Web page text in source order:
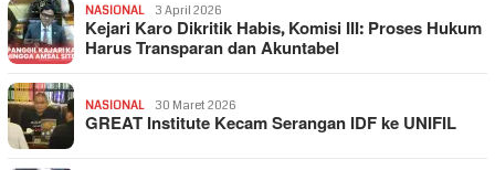
NASIONAL 3 April 2026
Kejari Karo Dikritik Habis, Komisi III: Proses Hukum
Harus Transparan dan Akuntabel
NASIONAL 30 Maret 2026
GREAT Institute Kecam Serangan IDF ke UNIFIL